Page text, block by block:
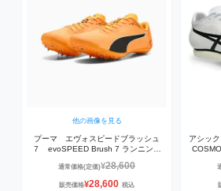
他の画像を見る
プーマ エヴォスピードブラッシュ
７ evoSPEED Brush 7 ランニング
01 サンストリーム-プーマブラック-
ピュアマゼンタ 短距離
通常価格(定価)¥28,600
販売価格¥28,600 税込
アシッ